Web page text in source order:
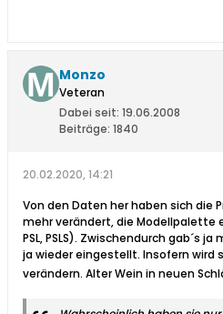
Monzo
Veteran
Dabei seit: 19.06.2008
Beiträge: 1840
20.02.2020, 14:21
Von den Daten her haben sich die
mehr verändert, die Modellpalette
PSL, PSLS). Zwischendurch gab´s
ja wieder eingestellt. Insofern wird
verändern. Alter Wein in neuen